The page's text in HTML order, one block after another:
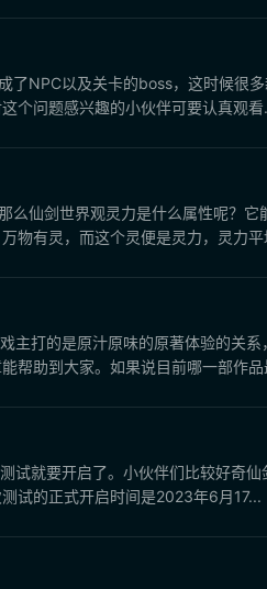
了NPC以及关卡的boss，这时候很
个问题感兴趣的小伙伴可要认真观看
仙剑世界观灵力是什么属性呢？
物有灵，而这个灵便是灵力，灵力平
打的是原汁原味的原著体验的关系
帮助到大家。如果说目前哪一部作品
就要开启了。小伙伴们比较好奇
试的正式开启时间是2023年6月17...